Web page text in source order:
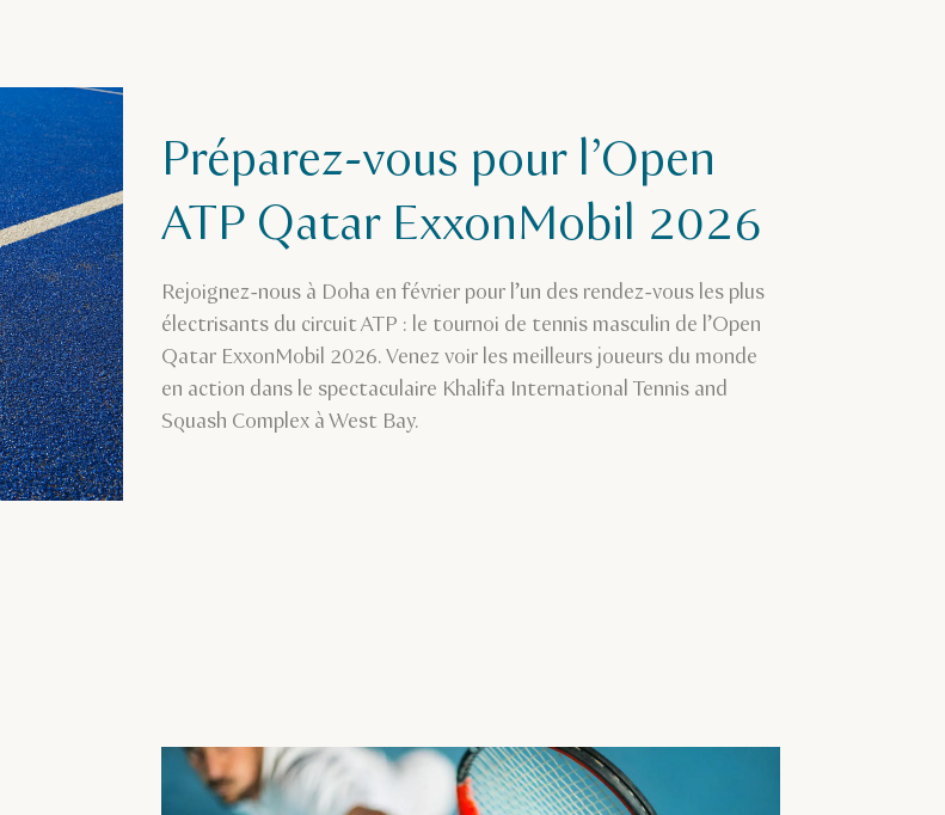
Préparez-vous pour l’Open
ATP Qatar ExxonMobil 2026
Rejoignez-nous à Doha en février pour l’un des rendez-vous les plus
électrisants du circuit ATP : le tournoi de tennis masculin de l’Open
Qatar ExxonMobil 2026. Venez voir les meilleurs joueurs du monde
en action dans le spectaculaire Khalifa International Tennis and
Squash Complex à West Bay.